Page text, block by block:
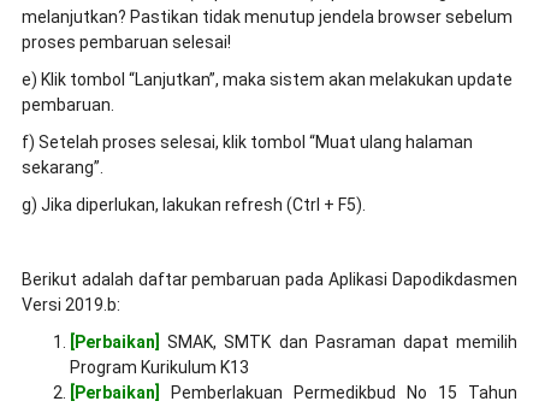
melanjutkan? Pastikan tidak menutup jendela browser sebelum
proses pembaruan selesai!
e) Klik tombol “Lanjutkan”, maka sistem akan melakukan update
pembaruan.
f) Setelah proses selesai, klik tombol “Muat ulang halaman
sekarang”.
g) Jika diperlukan, lakukan refresh (Ctrl + F5).
Berikut adalah daftar pembaruan pada Aplikasi Dapodikdasmen
Versi 2019.b:
[Perbaikan]
SMAK, SMTK dan Pasraman dapat memilih
Program Kurikulum K13
[Perbaikan]
Pemberlakuan Permedikbud No 15 Tahun